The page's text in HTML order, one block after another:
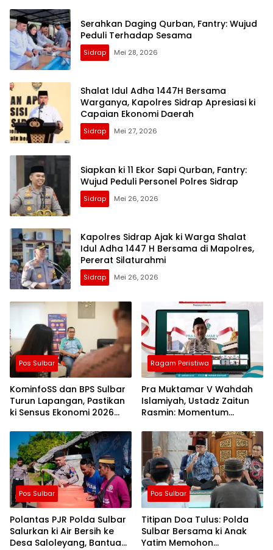
Serahkan Daging Qurban, Fantry: Wujud
Peduli Terhadap Sesama
Sidrap Mei 28, 2026
Shalat Idul Adha 1447H Bersama
Warganya, Kapolres Sidrap Apresiasi ki
Capaian Ekonomi Daerah
Sidrap Mei 27, 2026
Siapkan ki 11 Ekor Sapi Qurban, Fantry:
Wujud Peduli Personel Polres Sidrap
Sidrap Mei 26, 2026
Kapolres Sidrap Ajak ki Warga Shalat
Idul Adha 1447 H Bersama di Mapolres,
Pererat Silaturahmi
Sidrap Mei 26, 2026
Pos Sulbar
KominfoSS dan BPS Sulbar
Turun Lapangan, Pastikan
ki Sensus Ekonomi 2026
Akurat
Ragam Peristiwa
Pra Muktamar V Wahdah
Islamiyah, Ustadz Zaitun
Rasmin: Momentum
Evaluasi Perjalanan
Dakwah
Pos Sulbar
Polantas PJR Polda Sulbar
Salurkan ki Air Bersih ke
Desa Saloleyang, Bantuan
Pos Sulbar
Titipan Doa Tulus: Polda
Sulbar Bersama ki Anak
Yatim Memohon